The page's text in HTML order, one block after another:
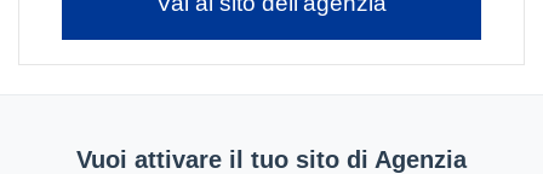
Vuoi attivare il tuo sito di Agenzia